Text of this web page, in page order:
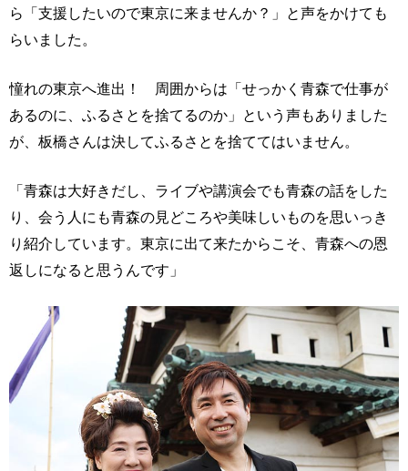
ら「支援したいので東京に来ませんか？」と声をかけても
らいました。
憧れの東京へ進出！ 周囲からは「せっかく青森で仕事が
あるのに、ふるさとを捨てるのか」という声もありました
が、板橋さんは決してふるさとを捨ててはいません。
「青森は大好きだし、ライブや講演会でも青森の話をした
り、会う人にも青森の見どころや美味しいものを思いっき
り紹介しています。東京に出て来たからこそ、青森への恩
返しになると思うんです」